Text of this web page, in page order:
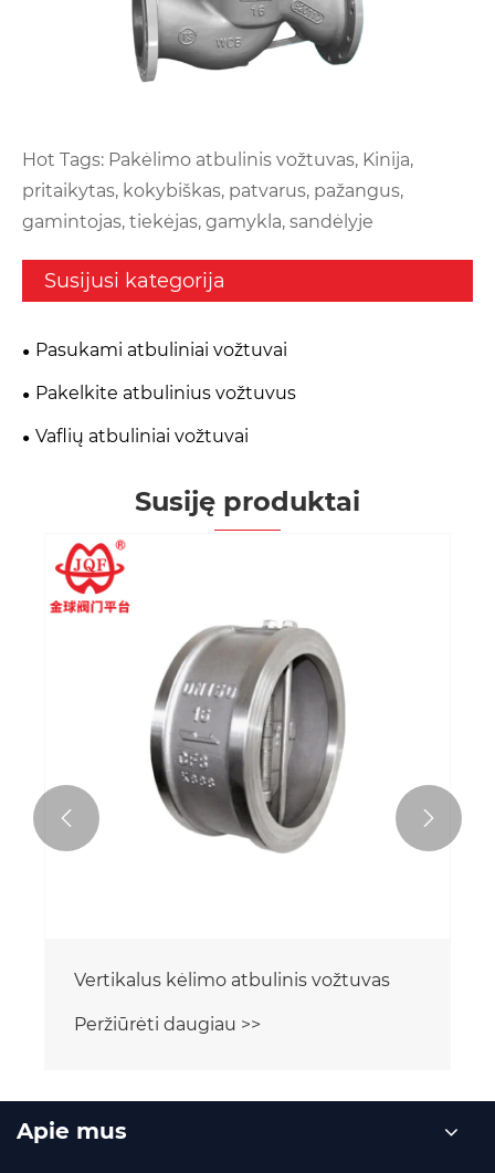
Hot Tags: Pakėlimo atbulinis vožtuvas, Kinija,
pritaikytas, kokybiškas, patvarus, pažangus,
gamintojas, tiekėjas, gamykla, sandėlyje
Susijusi kategorija
Pasukami atbuliniai vožtuvai
Pakelkite atbulinius vožtuvus
Vaflių atbuliniai vožtuvai
Susiję produktai
Vertikalus kėlimo atbulinis vožtuvas
Peržiūrėti daugiau >>
 
Apie mus